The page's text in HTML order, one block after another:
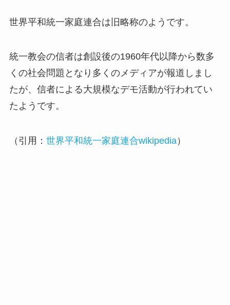
世界平和統一家庭連合は旧略称のようです。
統一教会の信者は創設後の1960年代以降から数多
くの社会問題となり多くのメディアが報道しまし
たが、信者による大規模なデモ活動が行われてい
たようです。
（引用： 世界平和統一家庭連合wikipedia）